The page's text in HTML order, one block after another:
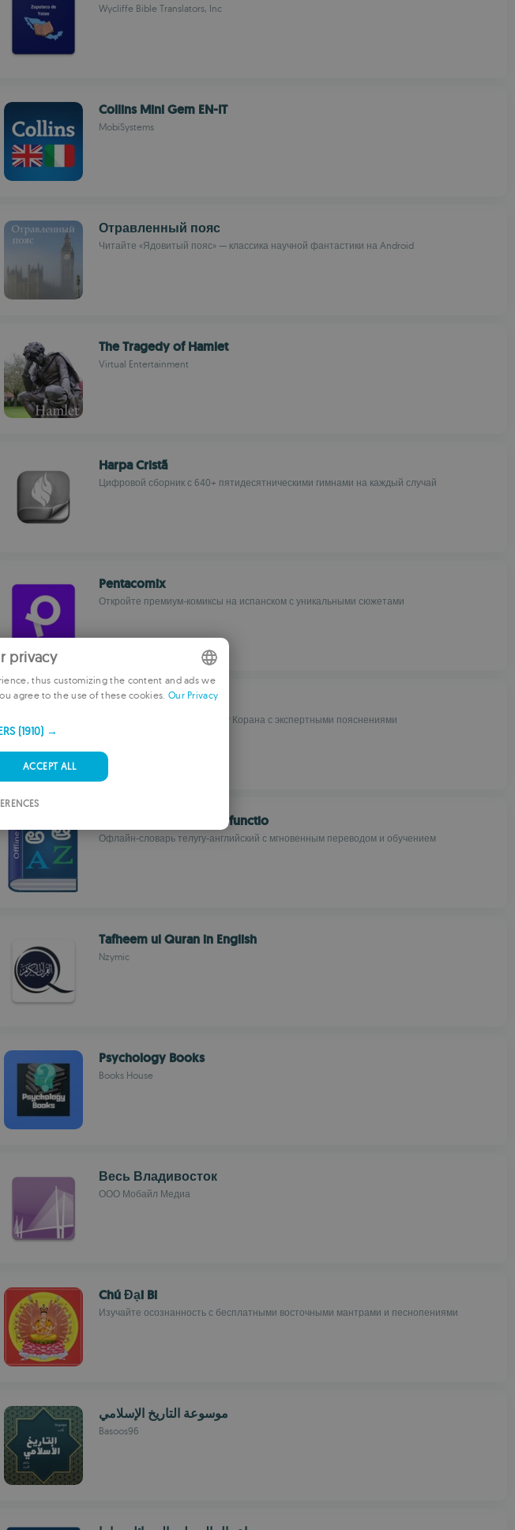
Wycliffe Bible Translators, Inc
Collins Mini Gem EN-IT
MobiSystems
Отравленный пояс
Читайте «Ядовитый пояс» — классика научной фантастики на Android
The Tragedy of Hamlet
Virtual Entertainment
Harpa Cristã
Цифровой сборник с 640+ пятидесятническими гимнами на каждый случай
Pentacomix
Откройте премиум-комиксы на испанском с уникальными сюжетами
Asbab.Nozol
Оффлайн-доступ к контексту Корана с экспертными пояснениями
Telugu Dictionary Multifunctio
Офлайн-словарь телугу-английский с мгновенным переводом и обучением
Tafheem ul Quran in English
Nzymic
Psychology Books
Books House
Весь Владивосток
ООО Мобайл Медиа
Chú Đại Bi
Изучайте осознанность с бесплатными восточными мантрами и песнопениями
موسوعة التاريخ الإسلامي
Basoos96
ENGLISH
SPANISH
privacy
thus customizing the content and ads we
agree to the use of these cookies. Our Privacy
(1910) →
ACCEPT ALL